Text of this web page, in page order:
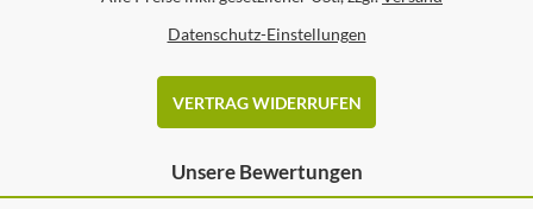
Datenschutz-Einstellungen
VERTRAG WIDERRUFEN
Unsere Bewertungen